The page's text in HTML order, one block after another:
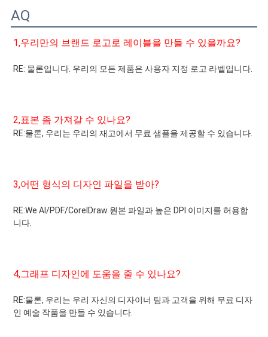
AQ
1,우리만의 브랜드 로고로 레이블을 만들 수 있을까요?
RE: 물론입니다. 우리의 모든 제품은 사용자 지정 로고 라벨입니다.
2,표본 좀 가져갈 수 있나요?
RE:물론, 우리는 우리의 재고에서 무료 샘플을 제공할 수 있습니다.
3,어떤 형식의 디자인 파일을 받아?
RE:We Al/PDF/CorelDraw 원본 파일과 높은 DPI 이미지를 허용합
니다.
4,그래프 디자인에 도움을 줄 수 있나요?
RE:물론, 우리는 우리 자신의 디자이너 팀과 고객을 위해 무료 디자
인 예술 작품을 만들 수 있습니다.